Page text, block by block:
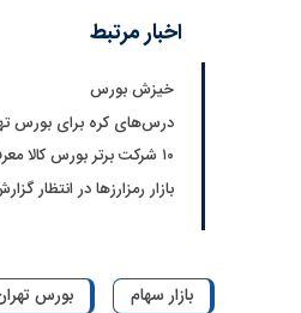
اخبار مرتبط
خیزش بورس
درس‌های کره برای بورس
۱۰ شرکت برتر بورس کالا معرفی شدند
بازار رمزارزها در انتظار
بازار سهام بورس